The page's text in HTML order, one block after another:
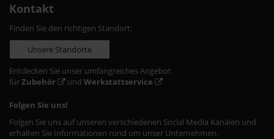
Kontakt
Finden Sie den richtigen Standort:
Unsere Standorte
Entdecken Sie unser umfangreiches Angebot
fürZubehör und Werkstattservice
Folgen Sie uns!
Folgen Sie uns auf unseren verschiedenen Social Media Kanälen und
erhalten Sie Informationen rund um unser Unternehmen.